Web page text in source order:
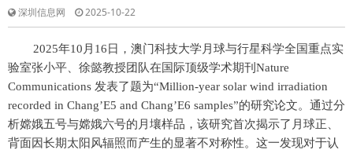
深圳信息网 2025-10-22
2025年10月16日，澳门科技大学月球与行星科学全国重点实
验室张小平、徐懿教授团队在国际顶级学术期刊Nature
Communications 发表了题为“Million-year solar wind irradiation
recorded in Chang’E5 and Chang’E6 samples”的研究论文。通过分
析嫦娥五号与嫦娥六号的月壤样品，该研究首次揭示了月球正、
背面因长期太阳风辐照而产生的显著不对称性。这一发现对于认